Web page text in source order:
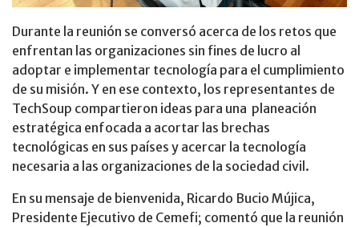
Durante la reunión se conversó acerca de los retos que
enfrentan las organizaciones sin fines de lucro al
adoptar e implementar tecnología para el cumplimiento
de su misión. Y en ese contexto, los representantes de
TechSoup compartieron ideas para una planeación
estratégica enfocada a acortar las brechas
tecnológicas en sus países y acercar la tecnología
necesaria a las organizaciones de la sociedad civil.
En su mensaje de bienvenida, Ricardo Bucio Mújica,
Presidente Ejecutivo de Cemefi; comentó que la reunión